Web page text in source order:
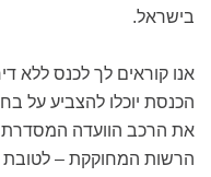
בישראל.
אנו קוראים לך לכנס ללא
הכנסת יוכלו להצביע על
את הרכב הוועדה המסדרת
הרשות המחוקקת – לטובת